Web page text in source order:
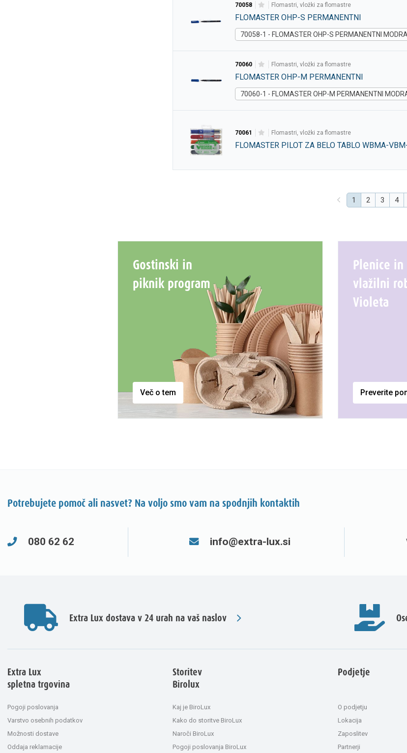
70058 flomastri, vložki za flomastre
FLOMASTER OHP-S PERMANENTNI
70058-1 - FLOMASTER OHP-S PERMANENTNI
70060 flomastri, vložki za flomastre
FLOMASTER OHP-M PERMANENTNI
70060-1 - FLOMASTER OHP-M PERMANENTNI
70061 flomastri, vložki za flomastre
FLOMASTER PILOT ZA BELO TABLO WBMA-
1 (current)
2 3 4
Gostinski in
piknik program
Več o tem
Plenice in
vlažilni
Violeta
Preverite
Potrebujete pomoč ali nasvet? Na voljo smo vam na spodnjih kontaktih
080 62 62 info@extra-lux.si
Extra Lux dostava v 24 urah na vaš naslov
Extra Lux
spletna trgovina
Pogoji poslovanja
Varstvo osebnih podatkov
Možnosti dostave
Oddaja reklamacije
Storitev
Birolux
Kaj je BiroLux
Kako do storitve BiroLux
Naroči BiroLux
Pogoji poslovanja BiroLux
Podjetje
O podjetju
Lokacija
Zaposlitev
Partnerji